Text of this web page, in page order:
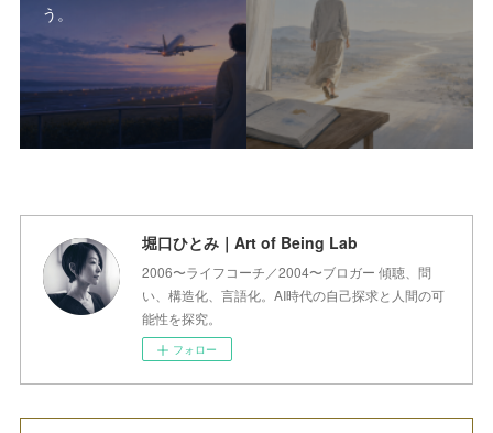
う。
堀口ひとみ｜Art of Being Lab
2006〜ライフコーチ／2004〜ブロガー 傾聴、問
い、構造化、言語化。AI時代の自己探求と人間の可
能性を探究。
フォロー